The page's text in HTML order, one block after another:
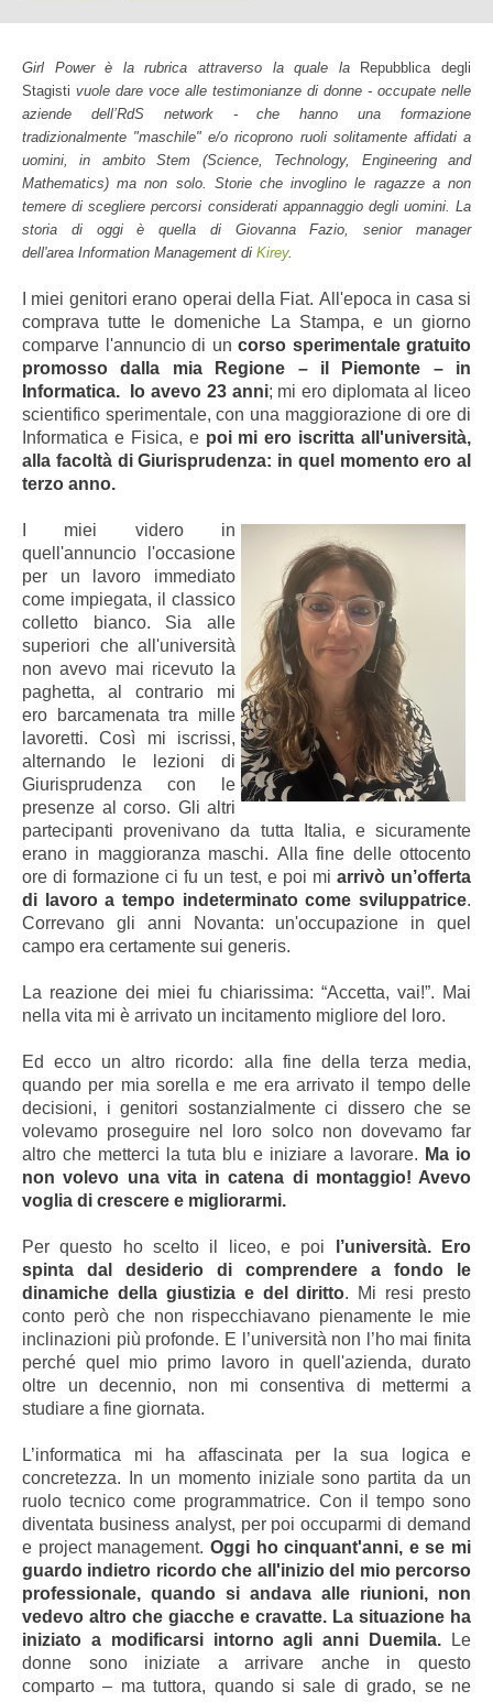
Girl Power è la rubrica attraverso la quale la Repubblica degli
Stagisti vuole dare voce alle testimonianze di donne - occupate nelle
aziende dell’RdS network - che hanno una formazione
tradizionalmente "maschile" e/o ricoprono ruoli solitamente affidati a
uomini, in ambito Stem (Science, Technology, Engineering and
Mathematics) ma non solo. Storie che invoglino le ragazze a non
temere di scegliere percorsi considerati appannaggio degli uomini. La
storia di oggi è quella di Giovanna Fazio, senior manager
dell'area Information Management di Kirey.
I miei genitori erano operai della Fiat. All'epoca in casa si
comprava tutte le domeniche La Stampa, e un giorno
comparve l'annuncio di un corso sperimentale gratuito
promosso dalla mia Regione – il Piemonte – in
Informatica.
Io avevo 23 anni; mi ero diplomata al liceo
scientifico sperimentale, con una maggiorazione di ore di
Informatica e Fisica, e poi mi ero iscritta all'università,
alla facoltà di Giurisprudenza: in quel momento ero al
terzo anno.
I miei videro in
quell'annuncio l'occasione
per un lavoro immediato
come impiegata, il classico
colletto bianco. Sia alle
superiori che all'università
non avevo mai ricevuto la
paghetta, al contrario mi
ero barcamenata tra mille
lavoretti. Così mi iscrissi,
alternando le lezioni di
Giurisprudenza con le
presenze al corso. Gli altri
partecipanti provenivano da tutta Italia, e sicuramente
erano in maggioranza maschi. Alla fine delle ottocento
ore di formazione ci fu un test, e poi mi arrivò un’offerta
di lavoro a tempo indeterminato come sviluppatrice.
Correvano gli anni Novanta: un'occupazione in quel
campo era certamente sui generis.
La reazione dei miei fu chiarissima: “Accetta, vai!”. Mai
nella vita mi è arrivato un incitamento migliore del loro.
Ed ecco un altro ricordo: alla fine della terza media,
quando per mia sorella e me era arrivato il tempo delle
decisioni, i genitori sostanzialmente ci dissero che se
volevamo proseguire nel loro solco non dovevamo far
altro che metterci la tuta blu e iniziare a lavorare. Ma io
non volevo una vita in catena di montaggio! Avevo
voglia di crescere e migliorarmi.
Per questo ho scelto il liceo, e poi l’università.
Ero
spinta dal desiderio di comprendere a fondo le
dinamiche della giustizia e del diritto. Mi resi presto
conto però che non rispecchiavano pienamente le mie
inclinazioni più profonde. E l’università non l’ho mai finita
perché quel mio primo lavoro in quell'azienda, durato
oltre un decennio, non mi consentiva di mettermi a
studiare a fine giornata.
L’informatica mi ha affascinata per la sua logica e
concretezza. In un momento iniziale sono partita da un
ruolo tecnico come programmatrice. Con il tempo sono
diventata business analyst, per poi occuparmi di demand
e project management. Oggi ho cinquant'anni, e se mi
guardo indietro ricordo che all'inizio del mio percorso
professionale, quando si andava alle riunioni, non
vedevo altro che giacche e cravatte. La situazione ha
iniziato a modificarsi intorno agli anni Duemila. Le
donne sono iniziate a arrivare anche in questo
comparto – ma tuttora, quando si sale di grado, se ne